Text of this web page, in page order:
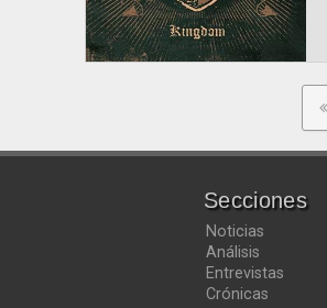
Secciones
Noticias
Análisis
Entrevistas
Crónicas